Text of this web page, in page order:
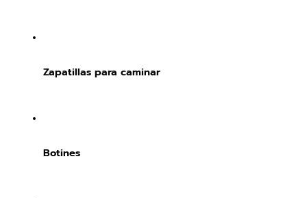
Zapatillas para caminar
Botines